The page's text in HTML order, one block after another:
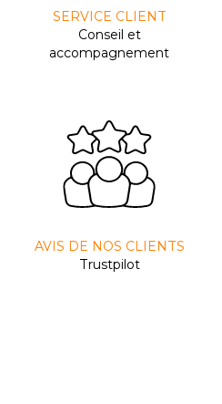
SERVICE CLIENT
Conseil et
accompagnement
AVIS DE NOS CLIENTS
Trustpilot